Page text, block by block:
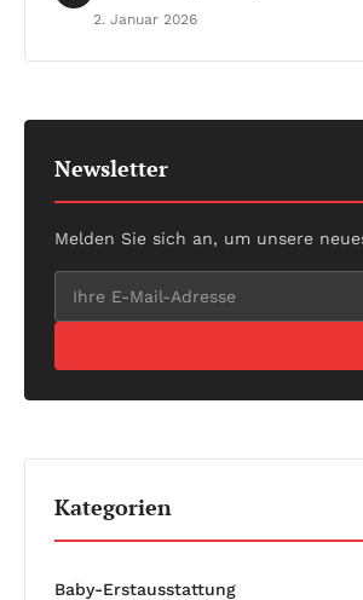
2. Januar 2026
Newsletter
Melden Sie sich an, um unsere
Kategorien
Baby-Erstausstattung